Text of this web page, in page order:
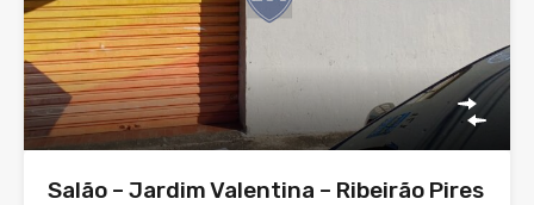
Salão – Jardim Valentina – Ribeirão Pires